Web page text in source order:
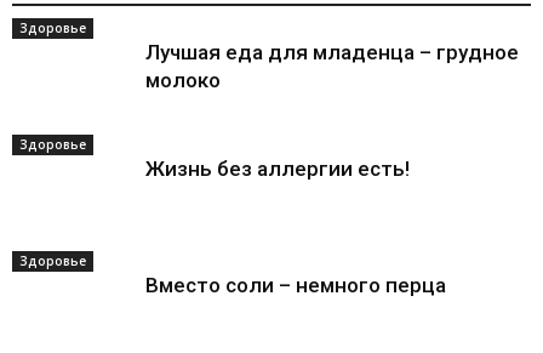
Здоровье
Лучшая еда для младенца – грудное
молоко
Здоровье
Жизнь без аллергии есть!
Здоровье
Вместо соли – немного перца